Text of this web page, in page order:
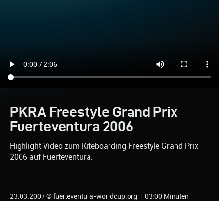
PKRA Freestyle Grand Prix
Fuerteventura 2006
Highlight Video zum Kiteboarding Freestyle Grand Prix
2006 auf Fuerteventura.
23.03.2007 © fuerteventura-worldcup.org | 03:00 Minuten